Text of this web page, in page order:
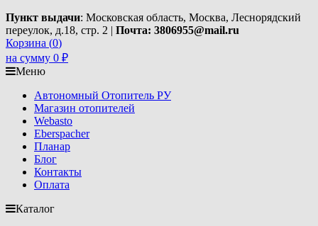
Пункт выдачи: Московская область, Москва, Леснорядский
переулок, д.18, стр. 2 | Почта: 3806955@mail.ru
Корзина (0)
на сумму 0 ₽
Меню
Автономный Отопитель РУ
Магазин отопителей
Webasto
Eberspacher
Планар
Блог
Контакты
Оплата
Каталог